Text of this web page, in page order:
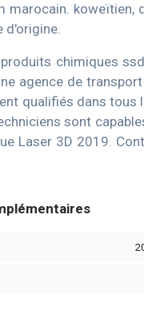
marocain.
d'origine.
chimiques
agence de
qualifiés dans
sont
Laser 3D